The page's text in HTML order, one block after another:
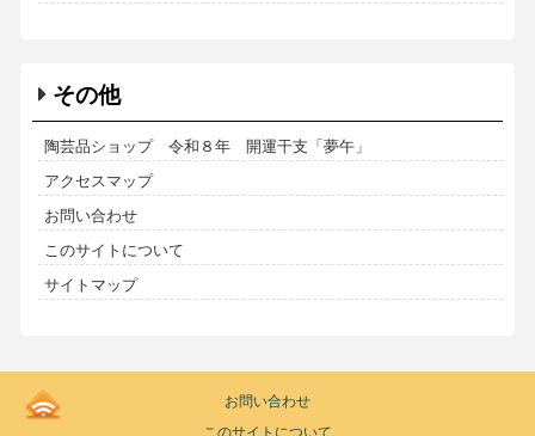
その他
陶芸品ショップ 令和８年 開運干支「夢午」
アクセスマップ
お問い合わせ
このサイトについて
サイトマップ
Kodoen
お問い合わせ